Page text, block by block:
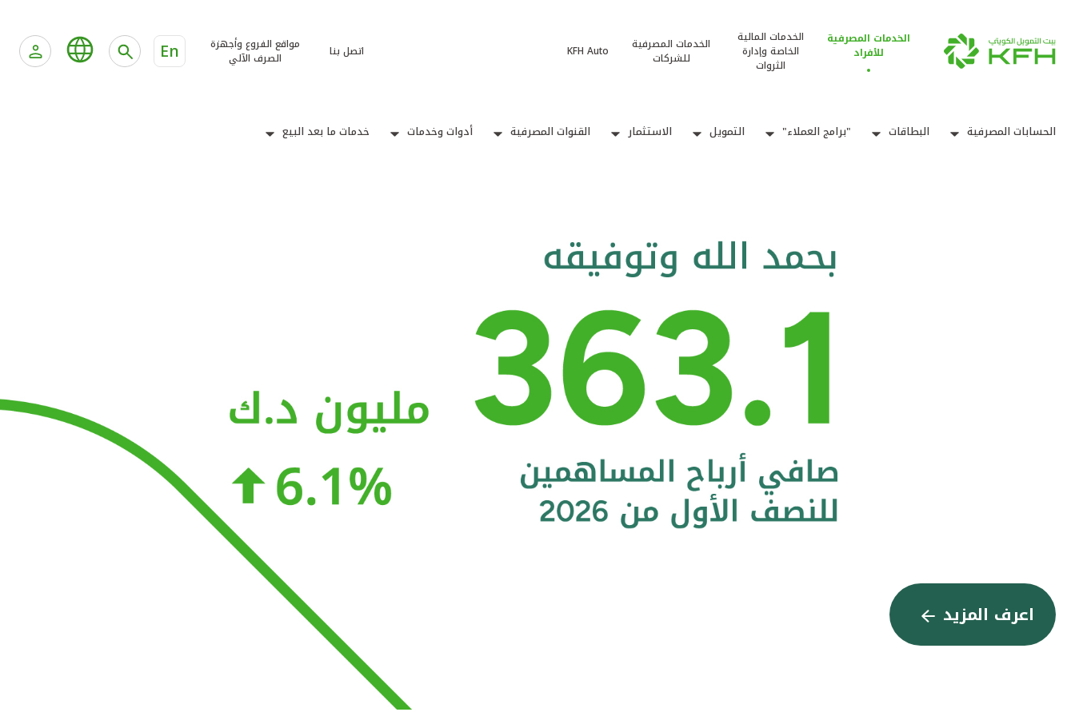
الخدمات المصرفية
للأفراد
الخدمات المالية
الخاصة وإدارة
الثروات
الخدمات المصرفية
للشركات
KFH Auto اتصل بنا
مواقع الفروع وأجهزة
الصرف الآلي
En
الحسابات المصرفية البطاقات "برامج العملاء" التمويل الاستثمار القنوات المصرفية أدوات وخدمات خدمات ما بعد البيع
اعرف المزيد